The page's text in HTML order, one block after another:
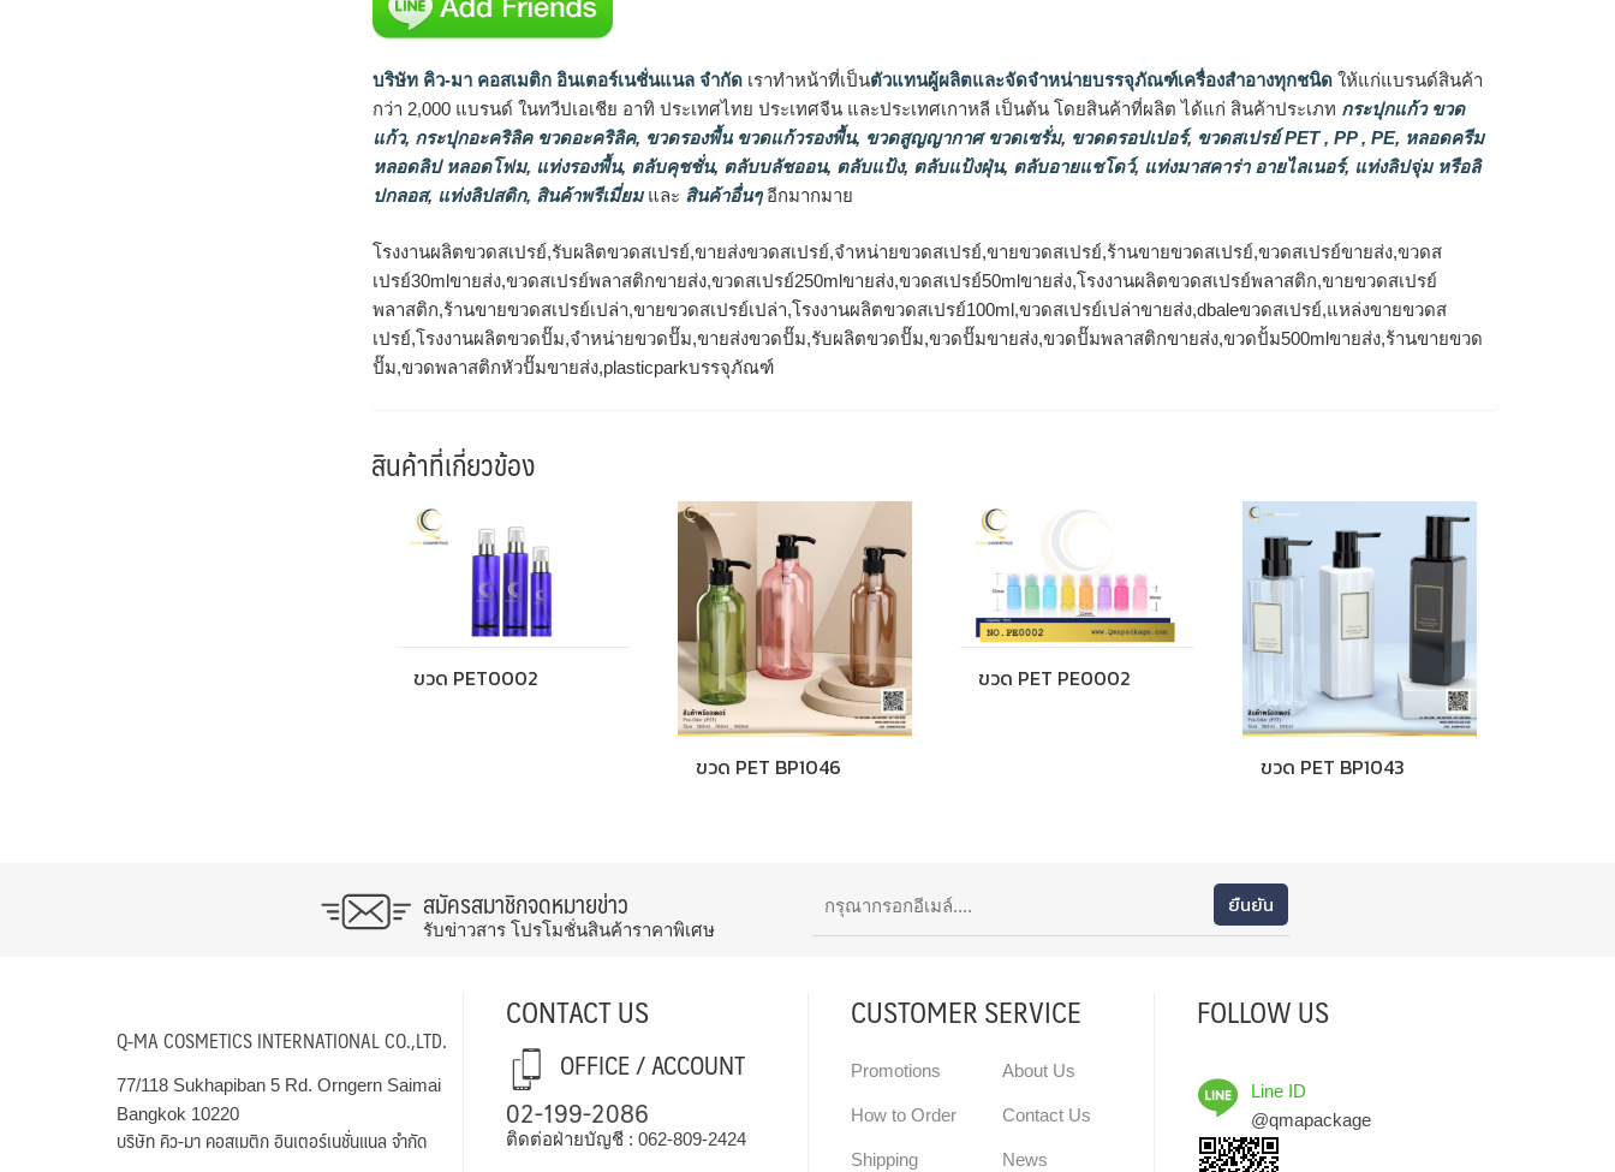
บริษัท คิว-มา คอสเมติก อินเตอร์เนชั่นแนล จำกัด เราทำหน้าที่เป็นตัวแทนผู้ผลิตและจัดจำหน่ายบรรจุภัณฑ์เครื่องสำอางทุกชนิด ให้แก่แบรนด์สินค้า
กว่า 2,000 แบรนด์ ในทวีปเอเชีย อาทิ ประเทศไทย ประเทศจีน และประเทศเกาหลี เป็นต้น โดยสินค้าที่ผลิต ได้แก่ สินค้าประเภท กระปุกแก้ว ขวด
แก้ว, กระปุกอะคริลิค ขวดอะคริลิค, ขวดรองพื้น ขวดแก้วรองพื้น, ขวดสูญญากาศ ขวดเซรั่ม, ขวดดรอปเปอร์, ขวดสเปรย์ PET , PP , PE, หลอดครีม
หลอดลิป หลอดโฟม, แท่งรองพื้น, ตลับคุชชั่น, ตลับบลัชออน, ตลับแป้ง, ตลับแป้งฝุ่น, ตลับอายแชโดว์, แท่งมาสคาร่า อายไลเนอร์, แท่งลิปจุ่ม หรือลิ
ปกลอส, แท่งลิปสติก, สินค้าพรีเมี่ยมและ สินค้าอื่นๆอีกมากมาย
โรงงานผลิตขวดสเปรย์,รับผลิตขวดสเปรย์,ขายส่งขวดสเปรย์,จำหน่ายขวดสเปรย์,ขายขวดสเปรย์,ร้านขายขวดสเปรย์,ขวดสเปรย์ขายส่ง,ขวดส
เปรย์30mlขายส่ง,ขวดสเปรย์พลาสติกขายส่ง,ขวดสเปรย์250mlขายส่ง,ขวดสเปรย์50mlขายส่ง,โรงงานผลิตขวดสเปรย์พลาสติก,ขายขวดสเปรย์
พลาสติก,ร้านขายขวดสเปรย์เปล่า,ขายขวดสเปรย์เปล่า,โรงงานผลิตขวดสเปรย์100ml,ขวดสเปรย์เปล่าขายส่ง,dbaleขวดสเปรย์,แหล่งขายขวดส
เปรย์,โรงงานผลิตขวดปั๊ม,จำหน่ายขวดปั๊ม,ขายส่งขวดปั๊ม,รับผลิตขวดปั๊ม,ขวดปั๊มขายส่ง,ขวดปั๊มพลาสติกขายส่ง,ขวดปั้ม500mlขายส่ง,ร้านขายขวด
ปั๊ม,ขวดพลาสติกหัวปั๊มขายส่ง,plasticparkบรรจุภัณฑ์
สินค้าที่เกี่ยวข้อง
ขวด PET0002
ขวด PET BP1046
ขวด PET PE0002
ขวด PET BP1043
สมัครสมาชิกจดหมายข่าว
รับข่าวสาร โปรโมชั่นสินค้าราคาพิเศษ
Q-MA COSMETICS INTERNATIONAL CO.,LTD.
77/118 Sukhapiban 5 Rd. Orngern Saimai
Bangkok 10220
บริษัท คิว-มา คอสเมติก อินเตอร์เนชั่นแนล จำกัด
CONTACT US
OFFICE / ACCOUNT
02-199-2086
ติดต่อฝ่ายบัญชี : 062-809-2424
CUSTOMER SERVICE
Promotions
How to Order
Shipping
About Us
Contact Us
News
FOLLOW US
Line ID
@qmapackage